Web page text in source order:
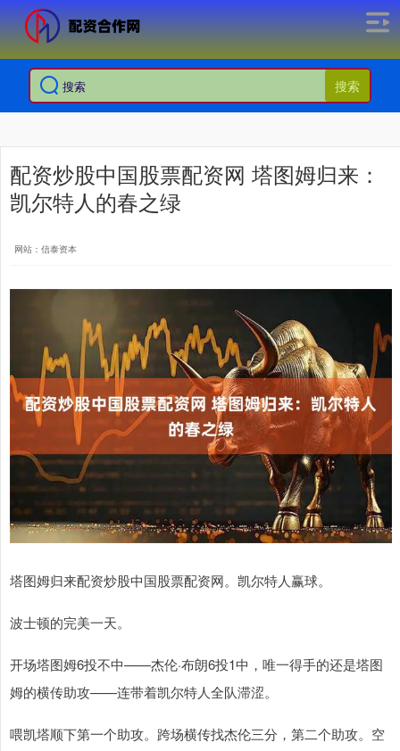
搜索
配资炒股中国股票配资网 塔图姆归来：
凯尔特人的春之绿
网站：信泰资本
塔图姆归来配资炒股中国股票配资网。凯尔特人赢球。
波士顿的完美一天。
开场塔图姆6投不中——杰伦·布朗6投1中，唯一得手的还是塔图
姆的横传助攻——连带着凯尔特人全队滞涩。
喂凯塔顺下第一个助攻。跨场横传找杰伦三分，第二个助攻。空